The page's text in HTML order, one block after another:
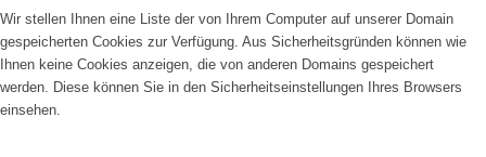
Wir stellen Ihnen eine Liste der von Ihrem Computer auf unserer Domain
gespeicherten Cookies zur Verfügung. Aus Sicherheitsgründen können wie
Ihnen keine Cookies anzeigen, die von anderen Domains gespeichert
werden. Diese können Sie in den Sicherheitseinstellungen Ihres Browsers
einsehen.